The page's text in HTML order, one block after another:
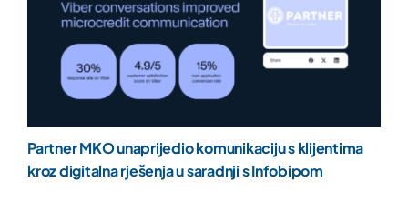
Partner MKO unaprijedio komunikaciju s klijentima
kroz digitalna rješenja u saradnji s Infobipom